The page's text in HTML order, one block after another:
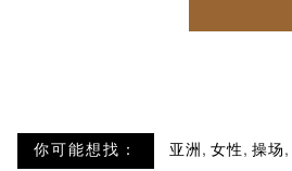
你可能想找： 亚洲 , 女性 , 操场 ,